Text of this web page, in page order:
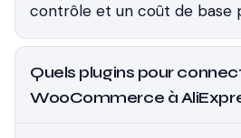
contrôle et un coût de base
Quels plugins pour
WooCommerce à